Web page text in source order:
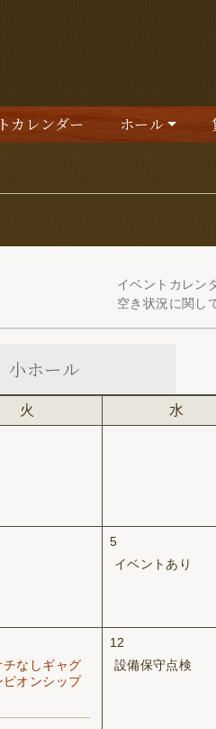
り大手町ホ
カレンダー ホール
イベントカレン
空き状況に関し
小ホール
火 水
5
イベントあり
チなしギャグ
ピオンシップ
12
設備保守点検